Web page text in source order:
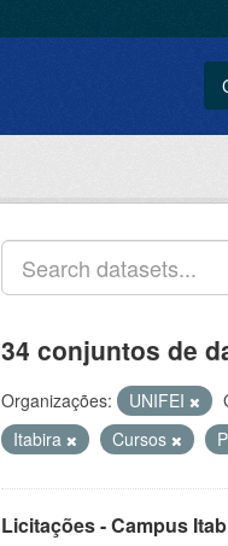
34 conjuntos de
Organizações: UNIFEI
Itabira
Cursos
Licitações - Campus